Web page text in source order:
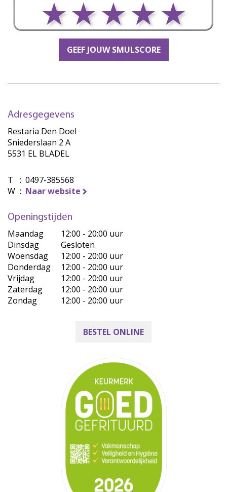
GEEF JOUW SMULSCORE
Adresgegevens
Restaria Den Doel
Sniederslaan 2 A
5531 EL BLADEL
T : 0497-385568
W : Naar website
Openingstijden
Maandag
12:00 - 20:00 uur
Dinsdag
Gesloten
Woensdag
12:00 - 20:00 uur
Donderdag
12:00 - 20:00 uur
Vrijdag
12:00 - 20:00 uur
Zaterdag
12:00 - 20:00 uur
Zondag
12:00 - 20:00 uur
BESTEL ONLINE